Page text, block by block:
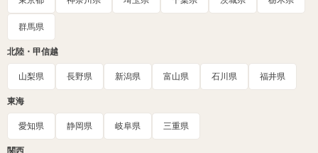
群馬県
北陸・甲信越
山梨県 長野県 新潟県 富山県 石川県 福井県
東海
愛知県 静岡県 岐阜県 三重県